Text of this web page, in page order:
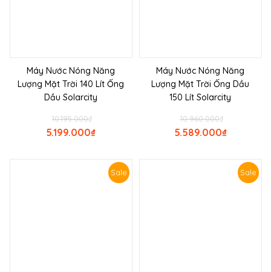
Máy Nước Nóng Năng
Lượng Mặt Trời 140 Lít Ống
Dầu Solarcity
₫
10.195.000
₫
5.199.000
Máy Nước Nóng Năng
Lượng Mặt Trời Ống Dầu
150 Lít Solarcity
₫
10.960.000
₫
5.589.000
Sale Sale